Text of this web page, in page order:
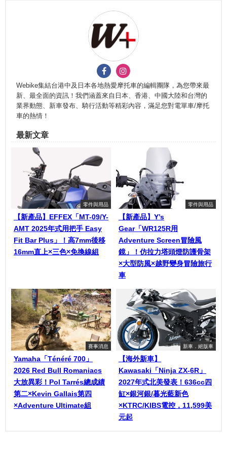
Webike集結台港中及日本各地熱愛摩托車的編輯團隊，為您帶來最
新、最全面的資訊！我們涵蓋來自日本、香港、中國大陸和台灣的
業界動態、新車發布、騎行活動等精彩內容，滿足您對電單車/摩托
車的熱情！
最新文章
零件與用品
【新產品】EFFEX「MT-09/Y-
AMT 2025年式用把手 Easy
Fit Bar Plus」！高7mm後移
16mm直上×三色×免換線組
零件與用品
【新產品】Y’s
Gear「WR125R用
Adventure Screen冒險風
鏡」！仿拉力塔頭燈防護骨架
×大型防風×越野變身冒險旅行
車
賽事消息
Yamaha「Ténéré 700」
2026 Red Bull Romaniacs
大放異彩！Pol Tarrés總成績
第二×Kevin Gallais第四
×Adventure Ultimate組
新車．絕版車
【海外新車】
Kawasaki「Ninja ZX-6R」
2027年式北美發表！636cc四
缸×銀河銀/暮光藍新色
×KTRC/KIBS電控，11,599美
元起